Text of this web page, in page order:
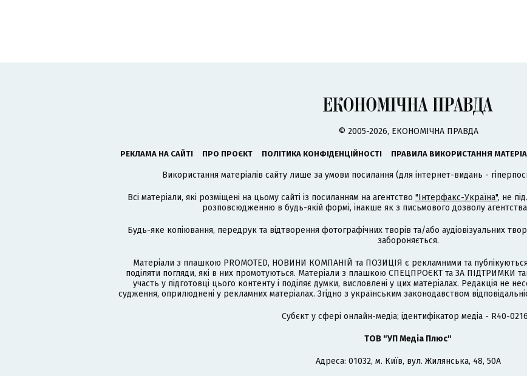
© 2005-2026, ЕКОНОМІЧНА ПРАВДА
РЕКЛАМА НА САЙТІ ПРО ПРОЄКТ ПОЛІТИКА КОНФІДЕНЦІЙНОСТІ ПРАВИЛА ВИКОРИСТАННЯ
Використання матеріалів сайту лише за умови посилання (для інтернет-видань -
Всі матеріали, які розміщені на цьому сайті із посиланням на агентство "Інтерфакс-Україна", не
розповсюдженню в будь-якій формі, інакше як з письмового дозволу
Будь-яке копіювання, передрук та відтворення фотографічних творів та/або аудіовізуальних
забороняється.
Матеріали з плашкою PROMOTED, НОВИНИ КОМПАНІЙ та ПОЗИЦІЯ є рекламними та
поділяти погляди, які в них промотуються. Матеріали з плашкою СПЕЦПРОЄКТ та ЗА ПІДТРИМКИ
участь у підготовці цього контенту і поділяє думки, висловлені у цих матеріалах. Редакція не
судження, оприлюднені у рекламних матеріалах. Згідно з українським законодавством
Cубєкт у сфері онлайн-медіа; ідентифікатор медіа - R40-
ТОВ "УП Медіа Плюс"
Адреса: 01032, м. Київ, вул. Жилянська, 48, 50А